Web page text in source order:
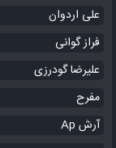
علی اردوان
فراز گوانی
علیرضا گودرزی
مفرح
آرش Ap